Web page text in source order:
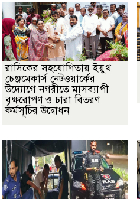
রাসিকের সহযোগিতায় ইয়ুথ
চেঞ্জমেকার্স নেটওয়ার্কের
উদ্যোগে নগরীতে মাসব্যাপী
বৃক্ষরোপণ ও চারা বিতরণ
কর্মসূচির উদ্বোধন